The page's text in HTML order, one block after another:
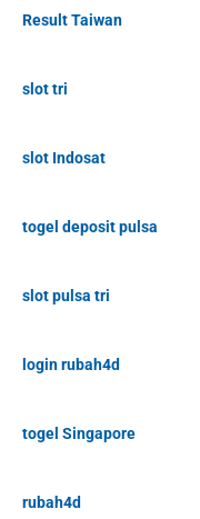
Result Taiwan
slot tri
slot Indosat
togel deposit pulsa
slot pulsa tri
login rubah4d
togel Singapore
rubah4d